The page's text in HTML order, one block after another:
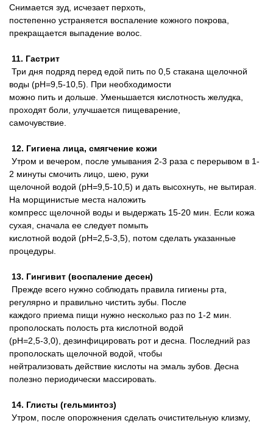
Снимается зуд, исчезает перхоть,
постепенно устраняется воспаление кожного покрова,
прекращается выпадение волос.
11. Гастрит
Три дня подряд перед едой пить по 0,5 стакана щелочной
воды (pH=9,5-10,5). При необходимости
можно пить и дольше. Уменьшается кислотность желудка,
проходят боли, улучшается пищеварение,
самочувствие.
12. Гигиена лица, смягчение кожи
Утром и вечером, после умывания 2-3 раза с перерывом в 1-
2 минуты смочить лицо, шею, руки
щелочной водой (pH=9,5-10,5) и дать высохнуть, не вытирая.
На морщинистые места наложить
компресс щелочной воды и выдержать 15-20 мин. Если кожа
сухая, сначала ее следует помыть
кислотной водой (pH=2,5-3,5), потом сделать указанные
процедуры.
13. Гингивит (воспаление десен)
Прежде всего нужно соблюдать правила гигиены рта,
регулярно и правильно чистить зубы. После
каждого приема пищи нужно несколько раз по 1-2 мин.
прополоскать полость рта кислотной водой
(pH=2,5-3,0), дезинфицировать рот и десна. Последний раз
прополоскать щелочной водой, чтобы
нейтрализовать действие кислоты на эмаль зубов. Десна
полезно периодически массировать.
14. Глисты (гельминтоз)
Утром, после опорожнения сделать очистительную клизму,